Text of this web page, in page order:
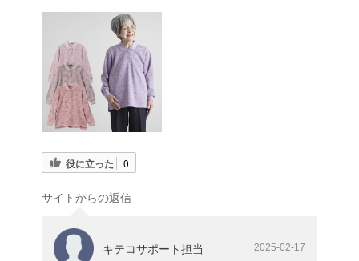
役に立った 0
サイトからの返信
キテコサポート担当 2025-02-17